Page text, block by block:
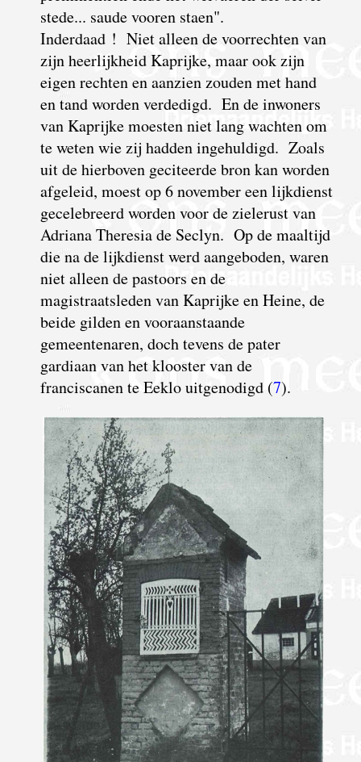
stede... saude vooren staen".
Inderdaad ! Niet alleen de voorrechten van
zijn heerlijkheid Kaprijke, maar ook zijn
eigen rechten en aanzien zouden met hand
en tand worden verdedigd. En de inwoners
van Kaprijke moesten niet lang wachten om
te weten wie zij hadden ingehuldigd. Zoals
uit de hierboven geciteerde bron kan worden
afgeleid, moest op 6 november een lijkdienst
gecelebreerd worden voor de zielerust van
Adriana Theresia de Seclyn. Op de maaltijd
die na de lijkdienst werd aangeboden, waren
niet alleen de pastoors en de
magistraatsleden van Kaprijke en Heine, de
beide gilden en vooraanstaande
gemeentenaren, doch tevens de pater
gardiaan van het klooster van de
franciscanen te Eeklo uitgenodigd (7).